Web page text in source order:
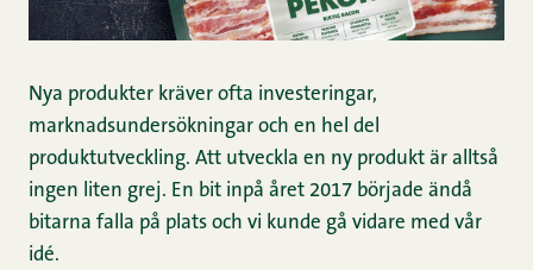
Nya produkter kräver ofta investeringar,
marknadsundersökningar och en hel del
produktutveckling. Att utveckla en ny produkt är alltså
ingen liten grej. En bit inpå året 2017 började ändå
bitarna falla på plats och vi kunde gå vidare med vår
idé.